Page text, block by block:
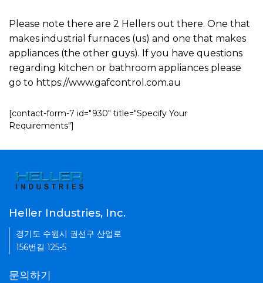
Please note there are 2 Hellers out there. One that
makes industrial furnaces (us) and one that makes
appliances (the other guys). If you have questions
regarding kitchen or bathroom appliances please
go to https://www.gafcontrol.com.au
[contact-form-7 id="930" title="Specify Your
Requirements"]
Heller Industries, Inc.
경기도 수원시 권선구 산업로
156번길 125-5
문의하기